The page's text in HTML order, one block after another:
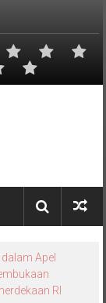
Apel
RI